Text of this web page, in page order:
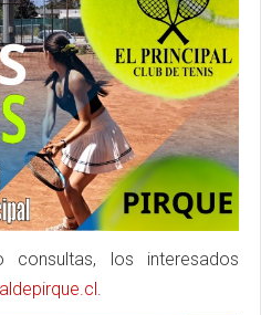
los interesados
.